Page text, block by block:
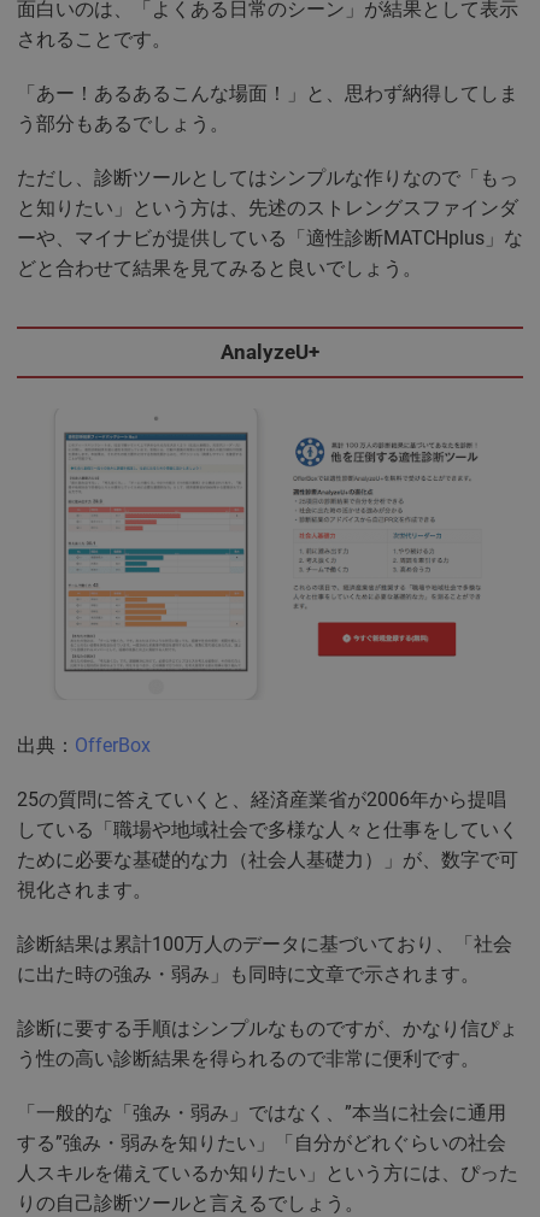
面白いのは、「よくある日常のシーン」が結果として表示
されることです。
「あー！あるあるこんな場面！」と、思わず納得してしま
う部分もあるでしょう。
ただし、診断ツールとしてはシンプルな作りなので「もっ
と知りたい」という方は、先述のストレングスファインダ
ーや、マイナビが提供している「適性診断MATCHplus」な
どと合わせて結果を見てみると良いでしょう。
AnalyzeU+
出典： OfferBox
25の質問に答えていくと、経済産業省が2006年から提唱
している「職場や地域社会で多様な人々と仕事をしていく
ために必要な基礎的な力（社会人基礎力）」が、数字で可
視化されます。
診断結果は累計100万人のデータに基づいており、「社会
に出た時の強み・弱み」も同時に文章で示されます。
診断に要する手順はシンプルなものですが、かなり信ぴょ
う性の高い診断結果を得られるので非常に便利です。
「一般的な「強み・弱み」ではなく、”本当に社会に通用
する”強み・弱みを知りたい」「自分がどれぐらいの社会
人スキルを備えているか知りたい」という方には、ぴった
りの自己診断ツールと言えるでしょう。